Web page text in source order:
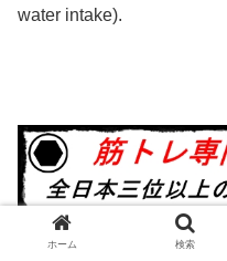
water intake).
ホーム 検索